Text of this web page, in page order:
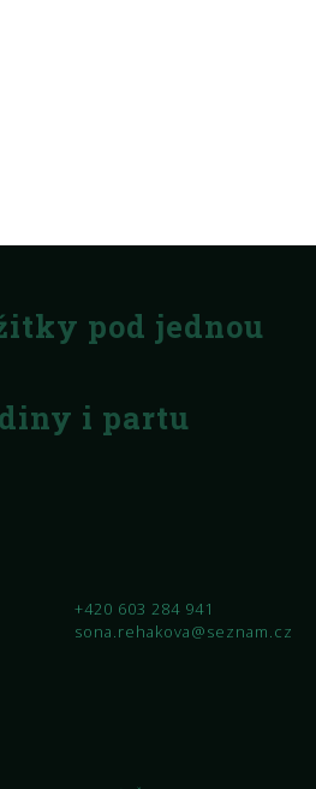
pod jednou
i partu
+420 603 284 941
sona.rehakova@seznam.cz